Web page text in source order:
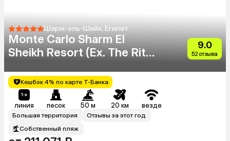
Шарм-эль-Шейх, Египет
Monte Carlo Sharm El
Sheikh Resort (Ex. The Ritz
9.0
52 отзыва
Кешбэк 4% по карте Т-Банка
линия песок 50 м 20 км везде
Большая территория
Отзывы за этот год
Собственный пляж